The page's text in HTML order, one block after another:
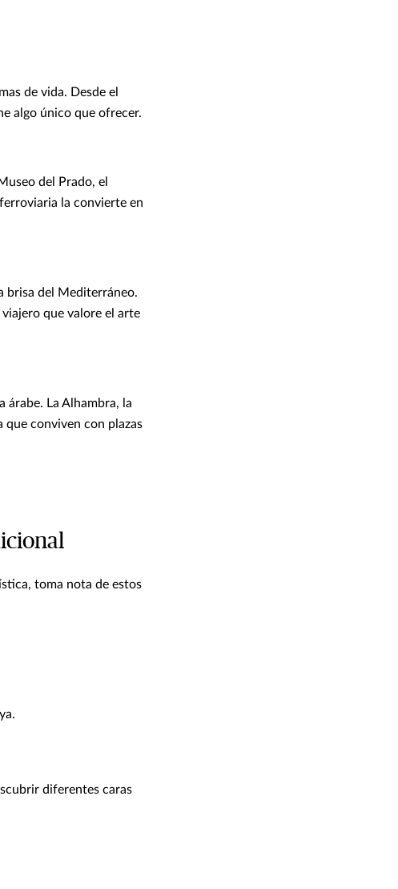
de vida. Desde el
algo único que ofrecer.
del Prado, el
la convierte en
brisa del Mediterráneo.
que valore el arte
árabe. La Alhambra, la
que conviven con plazas
toma nota de estos
diferentes caras